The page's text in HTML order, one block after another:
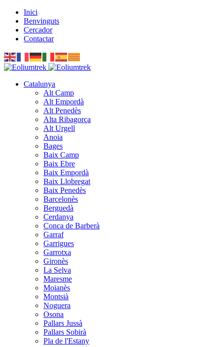
Inici
Benvinguts
Cercador
Contactar
Catalunya
Alt Camp
Alt Empordà
Alt Penedès
Alta Ribagorça
Alt Urgell
Anoia
Bages
Baix Camp
Baix Ebre
Baix Empordà
Baix Llobregat
Baix Penedès
Barcelonès
Berguedà
Cerdanya
Conca de Barberà
Garraf
Garrigues
Garrotxa
Gironès
La Selva
Maresme
Moianès
Montsià
Noguera
Osona
Pallars Jussà
Pallars Sobirà
Pla de l'Estany